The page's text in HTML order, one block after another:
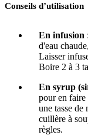
Conseils d’utilisation
En infusion
d'eau
Laisser
Boire 2 à 3
En syrup
pour en faire
une tasse
cuillère à
règles.